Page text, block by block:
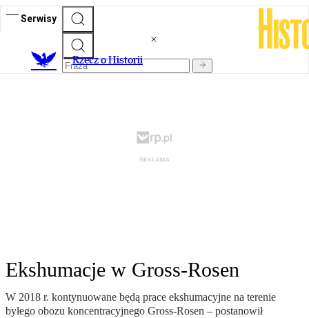
Serwisy
Rzecz o Historii
Ekshumacje w Gross-Rosen
W 2018 r. kontynuowane będą prace ekshumacyjne na terenie
byłego obozu koncentracyjnego Gross-Rosen – postanowił